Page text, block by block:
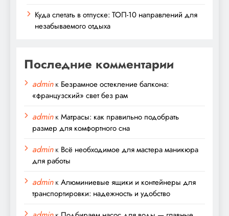
Куда слетать в отпуске: ТОП-10 направлений для
незабываемого отдыха
Последние комментарии
adminк Безрамное остекление балкона:
«французский» свет без рам
adminкМатрасы: как правильно подобрать
размер для комфортного сна
adminк Всё необходимое для мастера маникюра
для работы
adminкАлюминиевые ящики и контейнеры для
транспортировки: надежность и удобство